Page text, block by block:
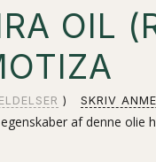
OIL
SKRIV
af denne olie